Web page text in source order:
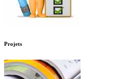
Projets